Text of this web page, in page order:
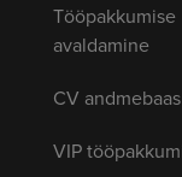
Tööpakkumise
avaldamine
CV andmebaas
VIP